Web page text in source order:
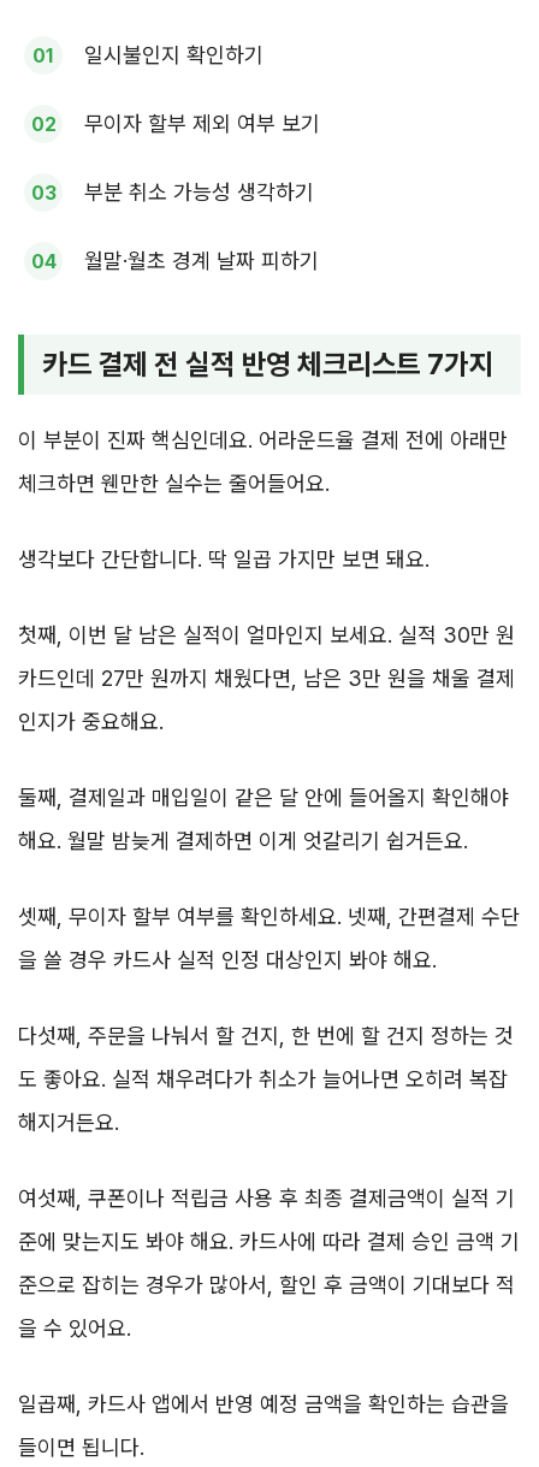
일시불인지 확인하기
무이자 할부 제외 여부 보기
부분 취소 가능성 생각하기
월말·월초 경계 날짜 피하기
카드 결제 전 실적 반영 체크리스트 7가지
이 부분이 진짜 핵심인데요. 어라운드율 결제 전에 아래만
체크하면 웬만한 실수는 줄어들어요.
생각보다 간단합니다. 딱 일곱 가지만 보면 돼요.
첫째, 이번 달 남은 실적이 얼마인지 보세요. 실적 30만 원
카드인데 27만 원까지 채웠다면, 남은 3만 원을 채울 결제
인지가 중요해요.
둘째, 결제일과 매입일이 같은 달 안에 들어올지 확인해야
해요. 월말 밤늦게 결제하면 이게 엇갈리기 쉽거든요.
셋째, 무이자 할부 여부를 확인하세요. 넷째, 간편결제 수단
을 쓸 경우 카드사 실적 인정 대상인지 봐야 해요.
다섯째, 주문을 나눠서 할 건지, 한 번에 할 건지 정하는 것
도 좋아요. 실적 채우려다가 취소가 늘어나면 오히려 복잡
해지거든요.
여섯째, 쿠폰이나 적립금 사용 후 최종 결제금액이 실적 기
준에 맞는지도 봐야 해요. 카드사에 따라 결제 승인 금액 기
준으로 잡히는 경우가 많아서, 할인 후 금액이 기대보다 적
을 수 있어요.
일곱째, 카드사 앱에서 반영 예정 금액을 확인하는 습관을
들이면 됩니다.